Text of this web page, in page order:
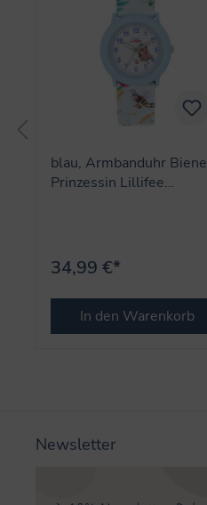
blau, Armbanduhr Biene
Prinzessin Lillifee
34,99 €*
In den Warenkorb
Newsletter